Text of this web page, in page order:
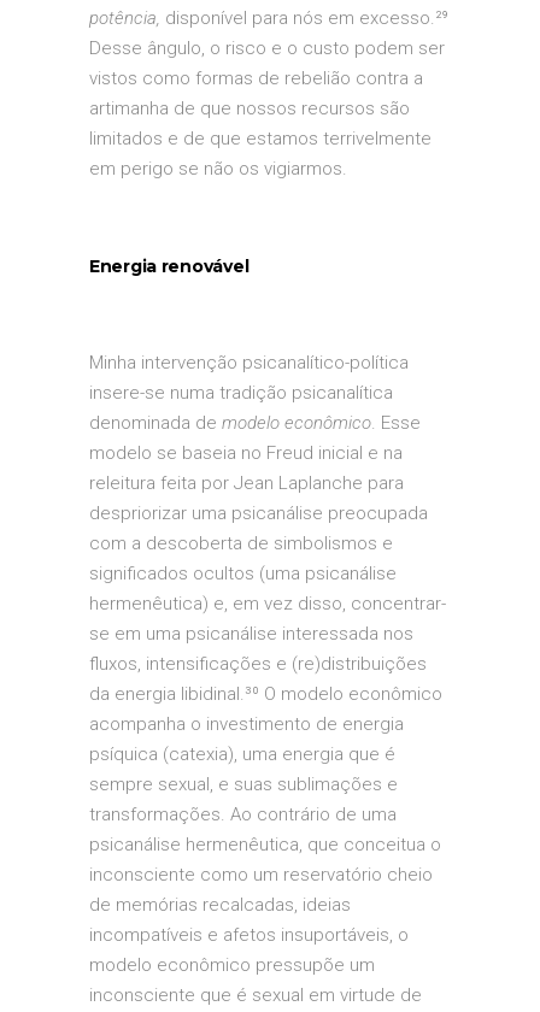
potência, disponível para nós em excesso.²⁹
Desse ângulo, o risco e o custo podem ser
vistos como formas de rebelião contra a
artimanha de que nossos recursos são
limitados e de que estamos terrivelmente
em perigo se não os vigiarmos.
Energia renovável
Minha intervenção psicanalítico-política
insere-se numa tradição psicanalítica
denominada de modelo econômico. Esse
modelo se baseia no Freud inicial e na
releitura feita por Jean Laplanche para
despriorizar uma psicanálise preocupada
com a descoberta de simbolismos e
significados ocultos (uma psicanálise
hermenêutica) e, em vez disso, concentrar-
se em uma psicanálise interessada nos
fluxos, intensificações e (re)distribuições
da energia libidinal.³⁰ O modelo econômico
acompanha o investimento de energia
psíquica (catexia), uma energia que é
sempre sexual, e suas sublimações e
transformações. Ao contrário de uma
psicanálise hermenêutica, que conceitua o
inconsciente como um reservatório cheio
de memórias recalcadas, ideias
incompatíveis e afetos insuportáveis, o
modelo econômico pressupõe um
inconsciente que é sexual em virtude de